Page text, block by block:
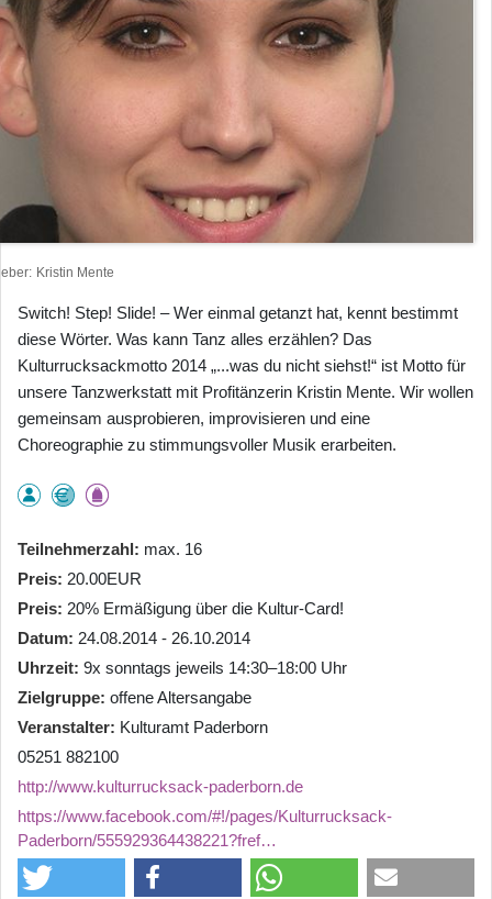
Kristin Mente
Switch! Step! Slide! – Wer einmal getanzt hat, kennt bestimmt
diese Wörter. Was kann Tanz alles erzählen? Das
Kulturrucksackmotto 2014 „...was du nicht siehst!“ ist Motto für
unsere Tanzwerkstatt mit Profitänzerin Kristin Mente. Wir wollen
gemeinsam ausprobieren, improvisieren und eine
Choreographie zu stimmungsvoller Musik erarbeiten.
Teilnehmerzahl
max. 16
Preis 20.00EUR
Preis 20% Ermäßigung über die Kultur-Card!
Datum 24.08.2014 - 26.10.2014
Uhrzeit 9x sonntags jeweils 14:30–18:00 Uhr
Zielgruppe offene Altersangabe
Veranstalter Kulturamt Paderborn
05251 882100
http://www.kulturrucksack-paderborn.de
https://www.facebook.com/#!/pages/Kulturrucksack-
Paderborn/555929364438221?fref…